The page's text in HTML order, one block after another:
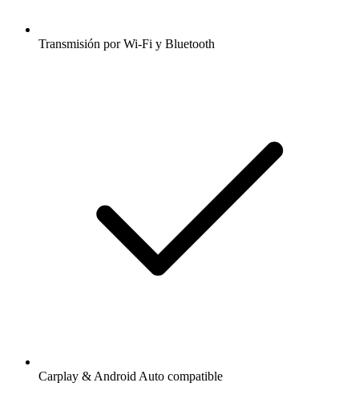
Transmisión por Wi-Fi y Bluetooth
Carplay & Android Auto compatible